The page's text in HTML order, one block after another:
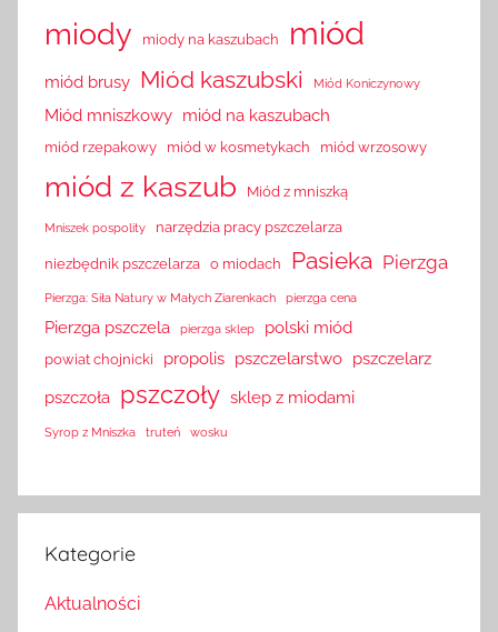
miody miody na kaszubach miód
miód brusy Miód kaszubski Miód Koniczynowy
Miód mniszkowy miód na kaszubach
miód rzepakowy miód w kosmetykach miód wrzosowy
miód z kaszub Miód z mniszką
Mniszek pospolity narzędzia pracy pszczelarza
niezbędnik pszczelarza o miodach Pasieka Pierzga
Pierzga: Siła Natury w Małych Ziarenkach pierzga cena
Pierzga pszczela pierzga sklep polski miód
powiat chojnicki propolis pszczelarstwo pszczelarz
pszczoła pszczoły sklep z miodami
Syrop z Mniszka truteń wosku
Kategorie
Aktualności